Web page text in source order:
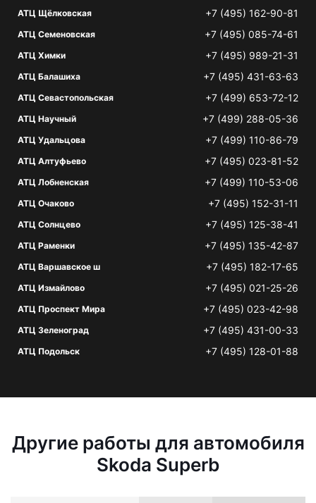
АТЦ Щёлковская +7 (495) 162-90-81
АТЦ Семеновская +7 (495) 085-74-61
АТЦ Химки +7 (495) 989-21-31
АТЦ Балашиха +7 (495) 431-63-63
АТЦ Севастопольская +7 (499) 653-72-12
АТЦ Научный +7 (499) 288-05-36
АТЦ Удальцова +7 (499) 110-86-79
АТЦ Алтуфьево +7 (495) 023-81-52
АТЦ Лобненская +7 (499) 110-53-06
АТЦ Очаково +7 (495) 152-31-11
АТЦ Солнцево +7 (495) 125-38-41
АТЦ Раменки +7 (495) 135-42-87
АТЦ Варшавское ш +7 (495) 182-17-65
АТЦ Измайлово +7 (495) 021-25-26
АТЦ Проспект Мира +7 (495) 023-42-98
АТЦ Зеленоград +7 (495) 431-00-33
АТЦ Подольск +7 (495) 128-01-88
Другие работы для автомобиля
Skoda Superb